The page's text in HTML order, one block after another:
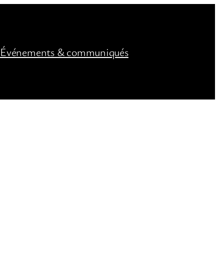
Événements & communiqués